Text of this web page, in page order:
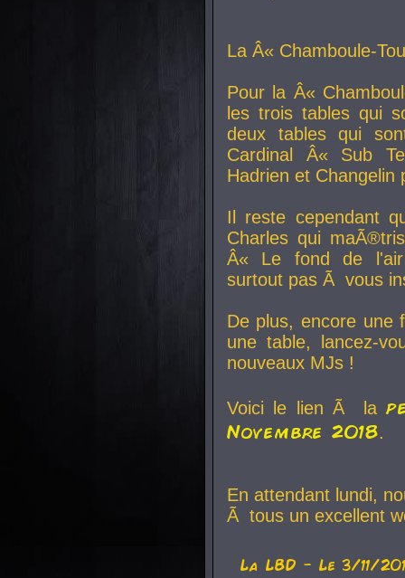
La Â« Chamboule-
Pour la Â«
les trois tables qui
deux tables qui
Cardinal
Â« Sub
Hadrien et Changelin
Il reste cependant
Charles qui
Â« Le fond de
surtout pas Ã vous
De plus, encore une
une table, lancez-
nouveaux MJs !
Voici le lien Ã la
Novembre 2018.
En attendant lundi,
Ã tous un excellent
La LBD - Le 3/11/